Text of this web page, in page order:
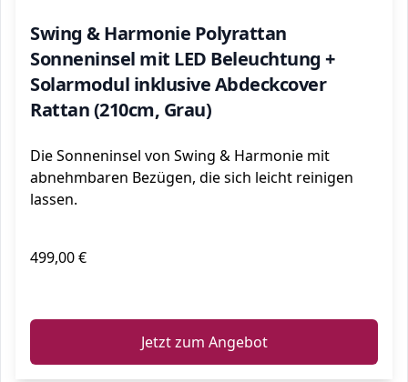
Swing & Harmonie Polyrattan
Sonneninsel mit LED Beleuchtung +
Solarmodul inklusive Abdeckcover
Rattan (210cm, Grau)
Die Sonneninsel von Swing & Harmonie mit
abnehmbaren Bezügen, die sich leicht reinigen
lassen.
499,00 €
Jetzt zum Angebot